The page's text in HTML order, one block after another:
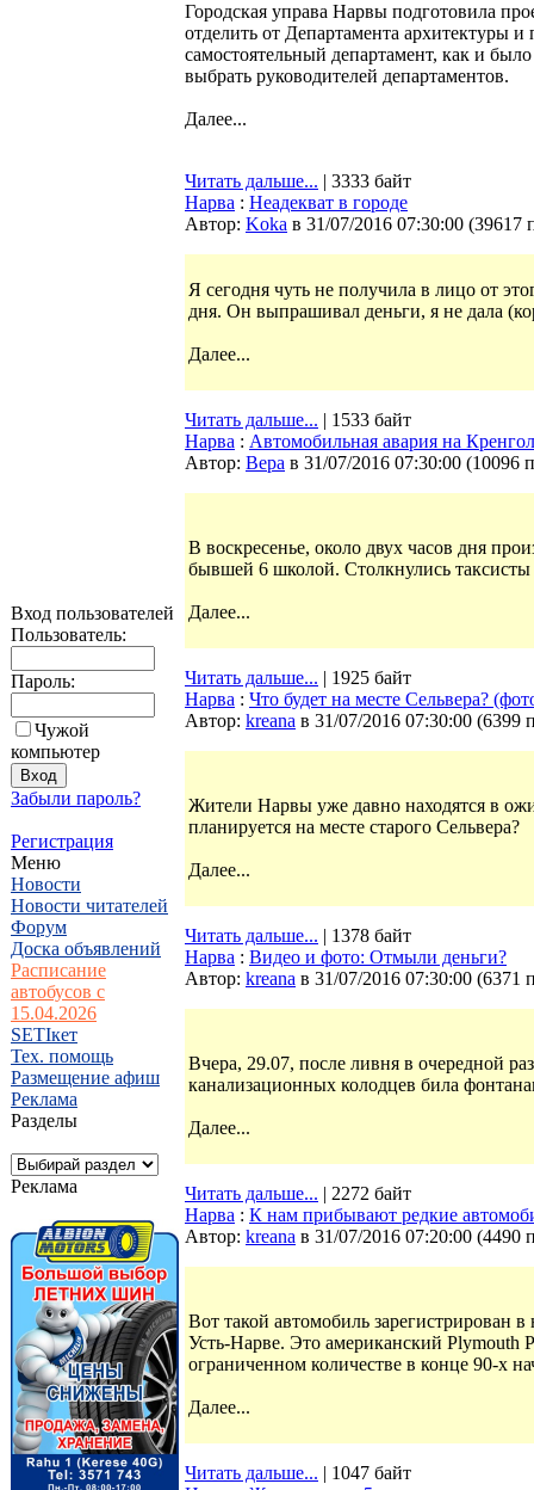
Вход пользователей
Пользователь:
Пароль:
Чужой
компьютер
Забыли пароль?
Регистрация
Меню
Новости
Новости читателей
Форум
Доска объявлений
Расписание
автобусов с
15.04.2026
SETIкет
Тех. помощь
Размещение афиш
Реклама
Разделы
Реклама
Городская управа Нарвы подготовила
отделить от Департамента архитектуры и
самостоятельный департамент, как и
выбрать руководителей департаментов.
Далее...
Читать дальше... | 3333 байт
Нарва : Неадекват в городе
Автор: Koka в 31/07/2016 07:30:00 (39617
Я сегодня чуть не получила в лицо от
дня. Он выпрашивал деньги, я не дала
Далее...
Читать дальше... | 1533 байт
Нарва : Автомобильная авария на
Автор: Bepa в 31/07/2016 07:30:00 (10096
В воскресенье, около двух часов дня
бывшей 6 школой. Столкнулись
Далее...
Читать дальше... | 1925 байт
Нарва : Что будет на месте Сельвера?
Автор: kreana в 31/07/2016 07:30:00 (6399
Жители Нарвы уже давно находятся в
планируется на месте старого Сельвера?
Далее...
Читать дальше... | 1378 байт
Нарва : Видео и фото: Отмыли деньги?
Автор: kreana в 31/07/2016 07:30:00 (6371
Вчера, 29.07, после ливня в очередной
канализационных колодцев била
Далее...
Читать дальше... | 2272 байт
Нарва : К нам прибывают редкие
Автор: kreana в 31/07/2016 07:20:00 (4490
Вот такой автомобиль зарегистрирован
Усть-Нарве. Это американский Plymouth
ограниченном количестве в конце 90-х
Далее...
Читать дальше... | 1047 байт